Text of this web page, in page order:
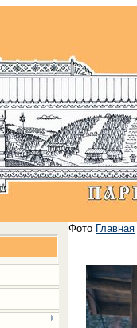
Фото Главная